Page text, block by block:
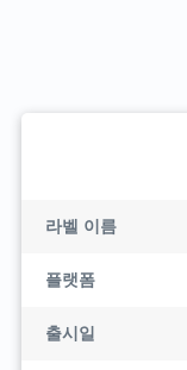
라벨 이름
플랫폼
출시일